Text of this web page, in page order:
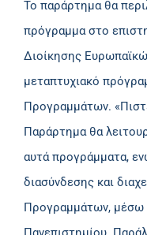
Το παράρτημα θα
πρόγραμμα στο
Διοίκησης
μεταπτυχιακό
Προγραμμάτων.
Παράρτημα θα
αυτά προγράμματα,
διασύνδεσης και
Προγραμμάτων, μέσω